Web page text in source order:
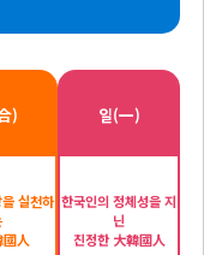
)
실천하
國人
일(一)
한국인의 정체성을 지
닌
진정한 大韓國人